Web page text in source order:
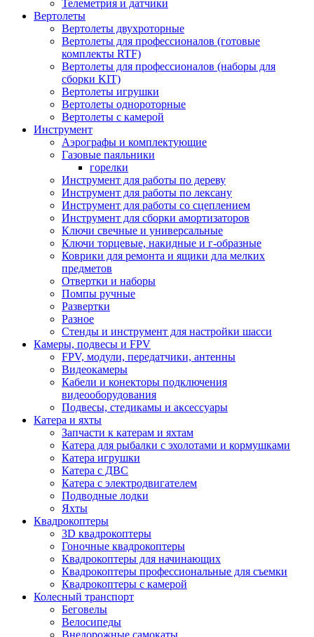
Телеметрия и датчики
Вертолеты
Вертолеты двухроторные
Вертолеты для профессионалов (готовые
комплекты RTF)
Вертолеты для профессионалов (наборы для
сборки KIT)
Вертолеты игрушки
Вертолеты однороторные
Вертолеты с камерой
Инструмент
Аэрографы и комплектующие
Газовые паяльники
горелки
Инструмент для работы по дереву
Инструмент для работы по лексану
Инструмент для работы со сцеплением
Инструмент для сборки амортизаторов
Ключи свечные и универсальные
Ключи торцевые, накидные и г-образные
Коврики для ремонта и ящики дла мелких
предметов
Отвертки и наборы
Помпы ручные
Развертки
Разное
Стенды и инструмент для настройки шасси
Камеры, подвесы и FPV
FPV, модули, передатчики, антенны
Видеокамеры
Кабели и конекторы подключения
видеооборудования
Подвесы, стедикамы и аксессуары
Катера и яхты
Запчасти к катерам и яхтам
Катера для рыбалки с эхолотами и кормушками
Катера игрушки
Катера с ДВС
Катера с электродвигателем
Подводные лодки
Яхты
Квадрокоптеры
3D квадрокоптеры
Гоночные квадрокоптеры
Квадрокоптеры для начинающих
Квадрокоптеры профессиональные для съемки
Квадрокоптеры с камерой
Колесный транспорт
Беговелы
Велосипеды
Внедорожные самокаты